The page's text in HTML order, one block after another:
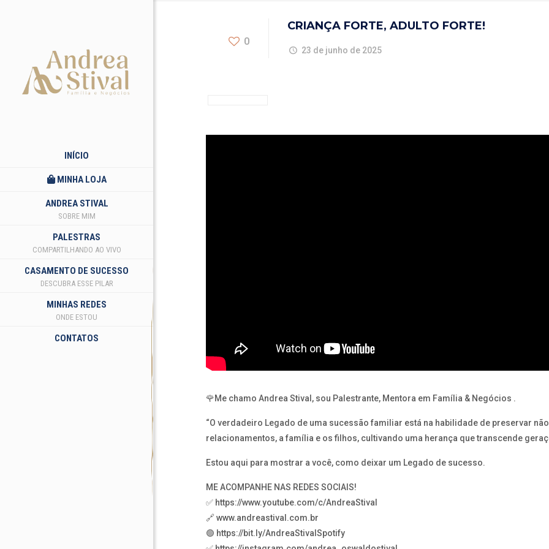
INÍCIO
MINHA LOJA
ANDREA STIVAL
SOBRE MIM
PALESTRAS
COMPARTILHANDO AO VIVO
CASAMENTO DE SUCESSO
DESCUBRA ESSE PILAR
MINHAS REDES
ONDE ESTOU
CONTATOS
0
CRIANÇA FORTE, ADULTO FORTE!
23 de junho de 2025
🌹Me chamo Andrea Stival, sou Palestrante, Mentora em Família & Negócios .
“O verdadeiro Legado de uma sucessão familiar está na habilidade de preservar
relacionamentos, a família e os filhos, cultivando uma herança que transcende
Estou aqui para mostrar a você, como deixar um Legado de sucesso.
ME ACOMPANHE NAS REDES SOCIAIS!
✅ https://www.youtube.com/c/AndreaStival
🔗 www.andreastival.com.br
🟢 https://bit.ly/AndreaStivalSpotify